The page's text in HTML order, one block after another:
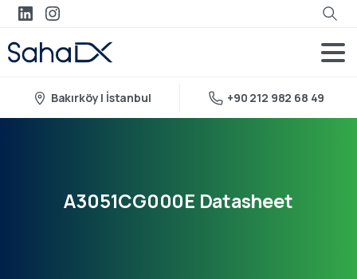
Bakırköy | İstanbul +90 212 982 68 49
A3051CG000E Datasheet